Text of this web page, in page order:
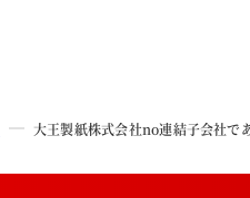
大王製紙株式会社no連結子会社で